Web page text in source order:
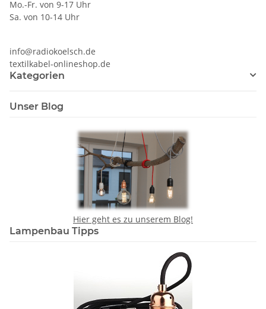
Mo.-Fr. von 9-17 Uhr
Sa. von 10-14 Uhr
info@radiokoelsch.de
textilkabel-onlineshop.de
Kategorien
Unser Blog
Hier geht es zu unserem Blog!
Lampenbau Tipps